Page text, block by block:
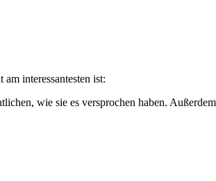
interessantesten ist:
wie sie es versprochen haben.